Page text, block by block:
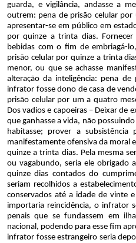
guarda, e vigilância, andasse a
outrem: pena de prisão celular
apresentar-se em público em
por quinze a trinta dias.
bebidas com o fim de embriagá-
prisão celular por quinze a trinta
menor, ou que se achasse
alteração da inteligência: pena
infrator fosse dono de casa de
prisão celular por um a quatro
Dos vadios e capoeiras – Deixar
que ganhasse a vida, não
habitasse; prover a
manifestamente ofensiva da moral
quinze a trinta dias. Pela mesma
ou vagabundo, seria ele obrigado
quinze dias contados do
seriam recolhidos a
conservados até a idade de vinte
importaria reincidência, o infrator
penais que se fundassem em
nacional, podendo para esse fim
infrator fosse estrangeiro seria